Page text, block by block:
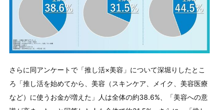
さらに同アンケートで「推し活×美容」について深堀りしたとこ
ろ「推し活を始めてから、美容（スキンケア、メイク、美容医療
など）に使うお金が増えた」人は全体の約38.6%、「美容への意